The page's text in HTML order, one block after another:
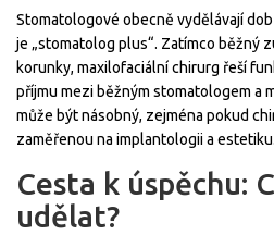
Stomatologové obecně vydělávají
je „stomatolog plus“. Zatímco běžný
korunky, maxilofaciální chirurg řeší
příjmu mezi běžným stomatologem a
může být násobný, zejména pokud
zaměřenou na implantologii a estetiku.
Cesta k úspěchu:
udělat?